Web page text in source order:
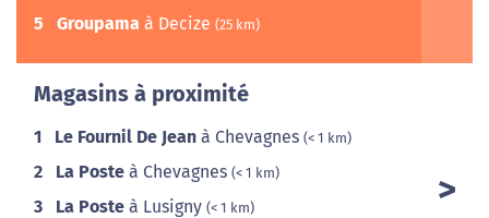
5 Groupama à Decize (25 km)
Magasins à proximité
1 Le Fournil De Jean à Chevagnes (< 1 km)
2 La Poste à Chevagnes (< 1 km)
3 La Poste à Lusigny (< 1 km)